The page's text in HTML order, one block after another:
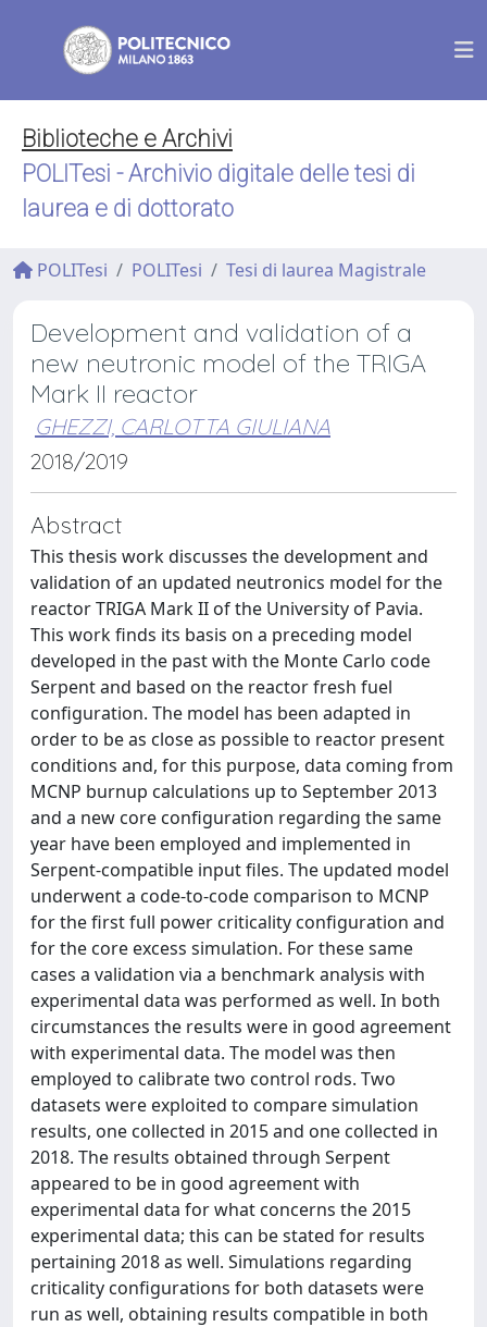
Biblioteche e Archivi
POLITesi - Archivio digitale delle tesi di
laurea e di dottorato
POLITesi POLITesi Tesi di laurea Magistrale
Development and validation of a
new neutronic model of the TRIGA
Mark II reactor
GHEZZI, CARLOTTA GIULIANA
2018/2019
Abstract
This thesis work discusses the development and
validation of an updated neutronics model for the
reactor TRIGA Mark II of the University of Pavia.
This work finds its basis on a preceding model
developed in the past with the Monte Carlo code
Serpent and based on the reactor fresh fuel
configuration. The model has been adapted in
order to be as close as possible to reactor present
conditions and, for this purpose, data coming from
MCNP burnup calculations up to September 2013
and a new core configuration regarding the same
year have been employed and implemented in
Serpent-compatible input files. The updated model
underwent a code-to-code comparison to MCNP
for the first full power criticality configuration and
for the core excess simulation. For these same
cases a validation via a benchmark analysis with
experimental data was performed as well. In both
circumstances the results were in good agreement
with experimental data. The model was then
employed to calibrate two control rods. Two
datasets were exploited to compare simulation
results, one collected in 2015 and one collected in
2018. The results obtained through Serpent
appeared to be in good agreement with
experimental data for what concerns the 2015
experimental data; this can be stated for results
pertaining 2018 as well. Simulations regarding
criticality configurations for both datasets were
run as well, obtaining results compatible in both